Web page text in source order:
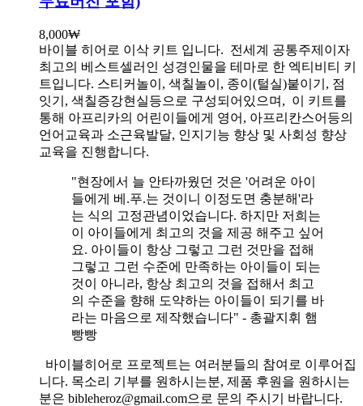
8,000₩
바이블 히어로 이삭 키트 입니다. 전세계 공통주제이자
최고의 베스트셀러인 성경인물을 테마로 한 엑티비티 키
트입니다. 스티커놀이, 색칠놀이, 종이(털실)붙이기, 점
잇기, 색칠증강현실등으로 구성되어있으며, 이 키트를
통해 아프리카의 어린이들에게 영어, 아프리칸스어등의
언어교육과 소근육발달, 인지기능 향상 및 사회성 향상
교육을 진행합니다.
"현장에서 늘 안타까웠던 것은 '어려운 아이
들에게 베.푸.는 것이니 이정도면 충분해'라
는 식의 고정관념이었습니다. 하지만 저희는
이 아이들에게 최고의 것을 제공 해주고 싶어
요. 아이들이 항상 그렇고 그런 것만을 접해
그렇고 그런 수준에 만족하는 아이들이 되는
것이 아니라, 항상 최고의 것을 접해서 최고
의 수준을 향해 도약하는 아이들이 되기를 바
라는 마음으로 제작했습니다" - 총괄지휘 햄
빵빵
바이블히어로 프로젝트는 여러분들의 참여로 이루어집
니다. 목소리 기부를 원하시는분, 제품 후원을 원하시는
분은 bibleheroz@gmail.com으로 문의 주시기 바랍니다.